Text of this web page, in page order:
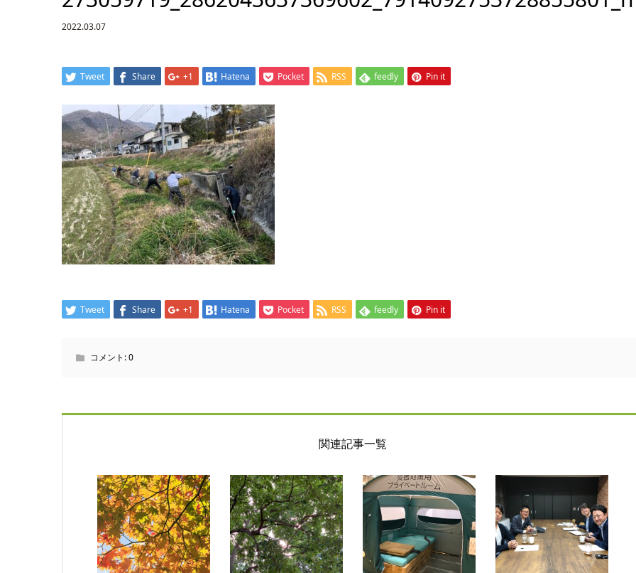
2022.03.07
Tweet Share +1 Hatena Pocket RSS feedly Pin it
Tweet Share +1 Hatena Pocket RSS feedly Pin it
コメント:0
関連記事一覧